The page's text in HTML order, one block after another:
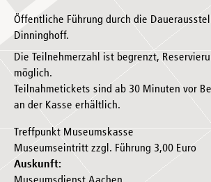
Öffentliche Führung durch die
Dinninghoff.
Die Teilnehmerzahl ist begrenzt,
möglich.
Teilnahmetickets sind ab 30 Minuten vor
an der Kasse erhältlich.
Treffpunkt Museumskasse
Museumseintritt zzgl. Führung 3,00 Euro
Auskunft: